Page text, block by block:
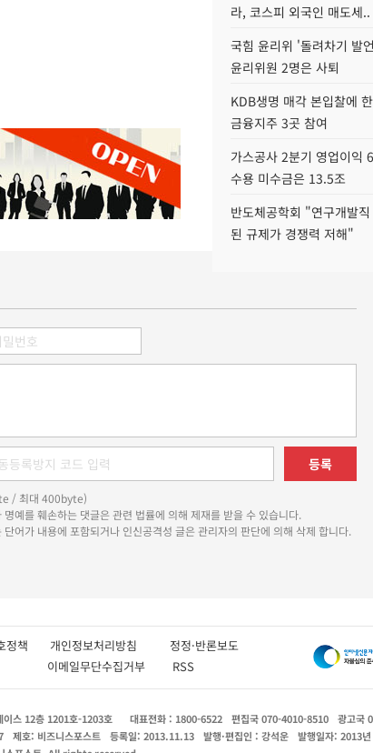
라, 코스피 외국인 매도세..
국힘 윤리위 '돌려차기 발
윤리위원 2명은 사퇴
KDB생명 매각 본입찰에
금융지주 3곳 참여
가스공사 2분기 영업이익
수용 미수금은 13.5조
반도체공학회 "연구개발
된 규제가 경쟁력 저해"
등록
/ 최대 400byte)
예를 훼손하는 댓글은 관련 법률에 의해 제재를 받을 수 있습니다.
어가 내용에 포함되거나 인신공격성 글은 관리자의 판단에 의해 삭제 합니다.
정책 개인정보처리방침 정정·반론보도
이메일무단수집거부 RSS
이스 12층 1201호-1203호 대표전화 : 1800-6522 편집국 070-4010-8510
광고국
제호: 비즈니스포스트 등록일: 2013.11.13 발행·편집인 : 강석운 발행일자: 2013